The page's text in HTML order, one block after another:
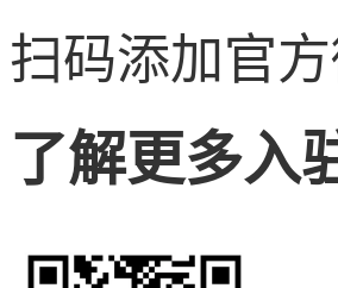
扫码添加官
了解更多入